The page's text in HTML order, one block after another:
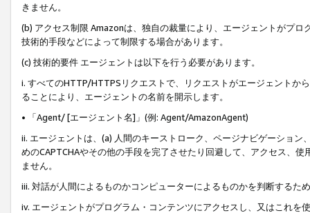
きません。
(b) アクセス制限 Amazonは、独自の裁量により、エージェントがプ
技術的手段などによって制限する場合があります。
(c) 技術的要件 エージェントは以下を行う必要があります。
i. すべてのHTTP/HTTPSリクエストで、リクエストがエージェントか
ることにより、エージェントの名前を開示します。
• 「Agent/ [エージェント名]」(例: Agent/AmazonAgent)
ii. エージェントは、(a) 人間のキーストローク、ページナビゲーショ
めのCAPTCHAやその他の手段を完了させたり回避して、アクセス、
ません。
iii. 対話が人間によるものかコンピューターによるものかを判断するた
iv. エージェントがプログラム・コンテンツにアクセスし、又はこれ